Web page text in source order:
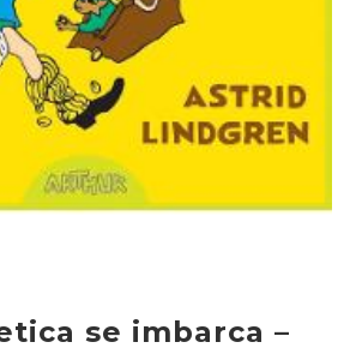
se imbarca –